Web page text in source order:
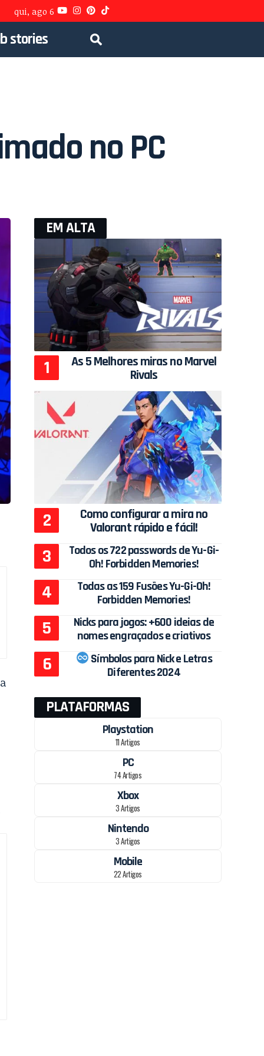
qui, ago 6
stories
no PC
EM ALTA
As 5 Melhores miras no Marvel
Rivals
Como configurar a mira no
Valorant rápido e fácil!
Todos os 722 passwords de Yu-Gi-
Oh! Forbidden Memories!
Todas as 159 Fusões Yu-Gi-Oh!
Forbidden Memories!
Nicks para jogos: +600 ideias de
nomes engraçados e criativos
Símbolos para Nick e Letras
Diferentes 2024
PLATAFORMAS
Playstation
11 Artigos
PC
74 Artigos
Xbox
3 Artigos
Nintendo
3 Artigos
Mobile
22 Artigos